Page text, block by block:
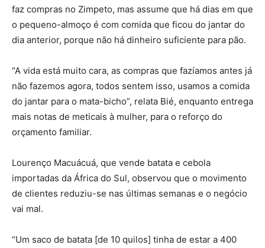
faz compras no Zimpeto, mas assume que há dias em que
o pequeno-almoço é com comida que ficou do jantar do
dia anterior, porque não há dinheiro suficiente para pão.
“A vida está muito cara, as compras que fazíamos antes já
não fazemos agora, todos sentem isso, usamos a comida
do jantar para o mata-bicho”, relata Bié, enquanto entrega
mais notas de meticais à mulher, para o reforço do
orçamento familiar.
Lourenço Macuácuá, que vende batata e cebola
importadas da África do Sul, observou que o movimento
de clientes reduziu-se nas últimas semanas e o negócio
vai mal.
“Um saco de batata [de 10 quilos] tinha de estar a 400